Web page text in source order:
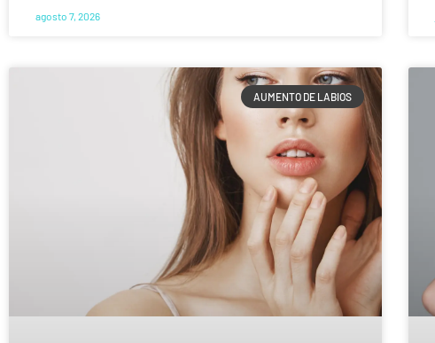
agosto 7, 2026
AUMENTO DE LABIOS